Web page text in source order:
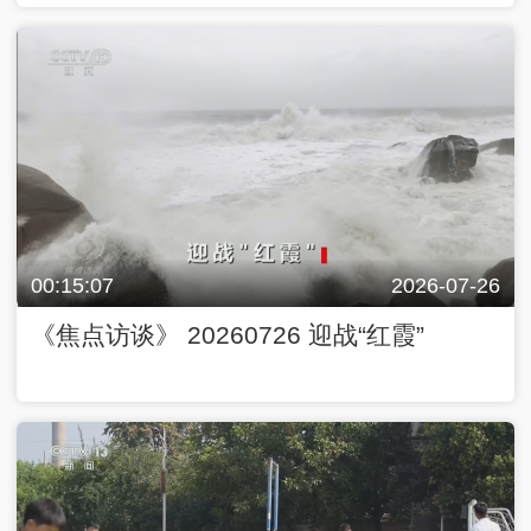
00:15:07 2026-07-26
《焦点访谈》 20260726 迎战“红霞”